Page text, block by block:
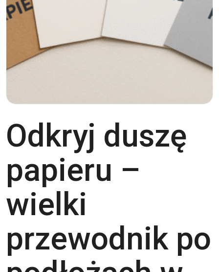
Odkryj duszę
papieru –
wielki
przewodnik po